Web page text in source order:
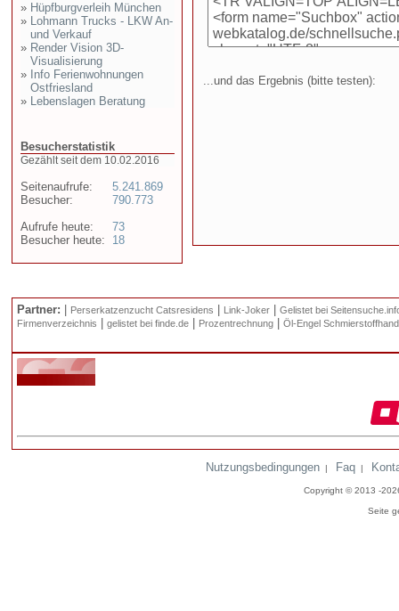
» Hüpfburgverleih München
» Lohmann Trucks - LKW An-
und Verkauf
» Render Vision 3D-
Visualisierung
» Info Ferienwohnungen
Ostfriesland
» Lebenslagen Beratung
Besucherstatistik
Gezählt seit dem 10.02.2016
Seitenaufrufe:
Besucher:
Aufrufe heute:
Besucher heute:
5.241.869
790.773
73
18
...und das Ergebnis (bitte testen):
Partner: Perserkatzenzucht Catsresidens Link-Joker
Gelistet bei
Firmenverzeichnis
gelistet bei finde.de Prozentrechnung Öl-Engel
Nutzungsbedingungen | Faq |
Copyright © 2013 -
Seite